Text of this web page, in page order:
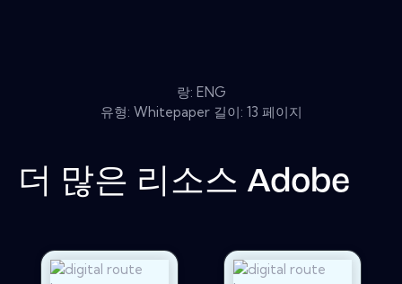
랑: ENG
유형: Whitepaper 길이: 13 페이지
더 많은 리소스 Adobe